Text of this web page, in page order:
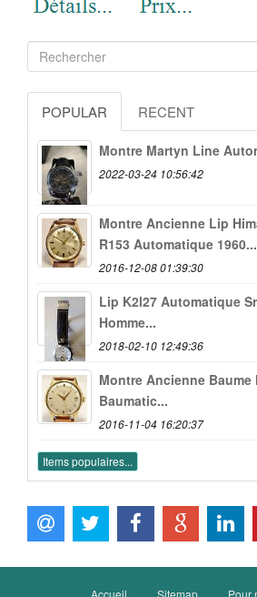
POPULAR RECENT
Montre Martyn Line
2022-03-24 10:56:42
Montre Ancienne Lip
R153 Automatique 1960...
2016-12-08 01:39:30
Lip K2l27 Automatique
Homme...
2018-02-10 12:49:36
Montre Ancienne Baume
Baumatic...
2016-11-04 16:20:37
Items populaires...
Accueil Sitemap Pour